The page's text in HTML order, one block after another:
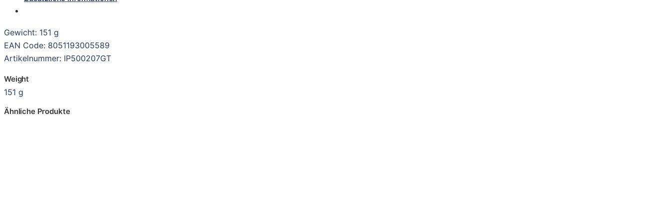
Gewicht: 151 g
EAN Code: 8051193005589
Artikelnummer: IP500207GT
Weight
151 g
Ähnliche Produkte